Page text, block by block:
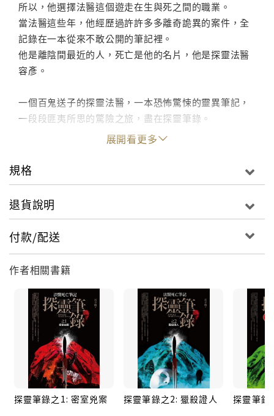
所以，他選擇法醫這個遊走在生與死之間的職業。
當法醫這些年，他經歷過許許多多離奇詭異的案件，全
記錄在一本從來不敢公開的筆記裡。
他是離陰間最近的人，死亡是他的名片，他是探靈法醫
容彥。
一個百鬼送子的探靈法醫，一本恐怖驚悚的靈異筆記，
一段段匪夷所思的驚險之旅，盡在探靈筆錄。
展開看更多
規格
退貨說明
付款/配送
作者相關書籍
探靈筆錄之1: 密室兇案 探靈筆錄之2: 獵殺證人 探靈筆錄